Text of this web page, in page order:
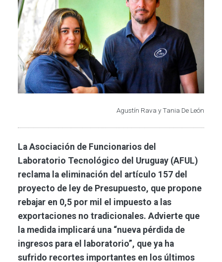
Agustín Rava y Tania De León
La Asociación de Funcionarios del
Laboratorio Tecnológico del Uruguay (AFUL)
reclama la eliminación del artículo 157 del
proyecto de ley de Presupuesto, que propone
rebajar en 0,5 por mil el impuesto a las
exportaciones no tradicionales. Advierte que
la medida implicará una “nueva pérdida de
ingresos para el laboratorio”, que ya ha
sufrido recortes importantes en los últimos